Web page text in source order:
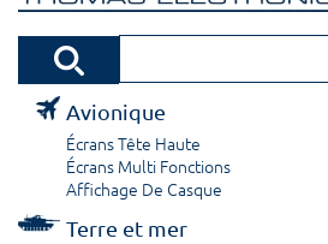
Avionique
Écrans Tête Haute
Écrans Multi Fonctions
Affichage De Casque
Terre et mer